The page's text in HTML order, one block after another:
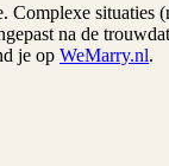
situaties
na de
je op WeMarry.nl.